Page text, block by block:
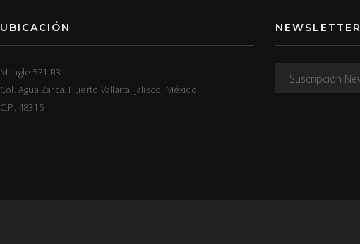
UBICACIÓN
Mangle 531 B3
Col. Agua Zarca. Puerto Vallarta, Jalisco. México
C.P. 48315
NEWSLETTER